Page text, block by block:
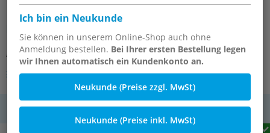
Ich bin ein Neukunde
Sie können in unserem Online-Shop auch ohne
Anmeldung bestellen. Bei Ihrer ersten Bestellung legen
wir Ihnen automatisch ein Kundenkonto an.
Neukunde (Preise zzgl. MwSt)
Neukunde (Preise inkl. MwSt)
Packband tesapack 4124, braun, 50
mm / 66 mtr.
Artikelnummer: TESA P4124 50X66B
Andere Varianten des Artikels
MwSt.